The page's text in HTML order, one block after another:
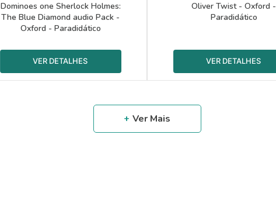
Dominoes one Sherlock Holmes:
The Blue Diamond audio Pack -
Oxford - Paradidático
Oliver Twist - Oxford -
Paradidático